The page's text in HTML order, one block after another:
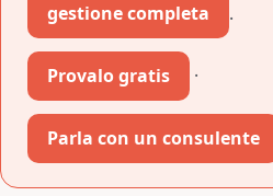
gestione completa .
Provalo gratis ·
Parla con un consulente